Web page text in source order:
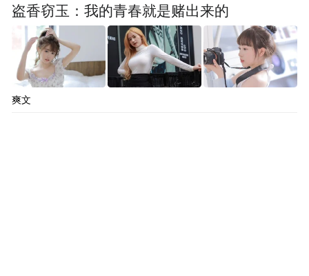
盗香窃玉：我的青春就是赌出来的
爽文